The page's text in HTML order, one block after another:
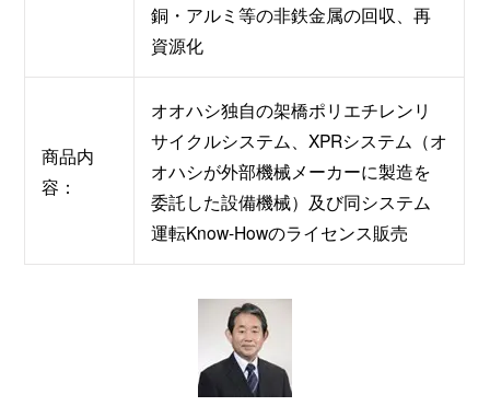
銅・アルミ等の非鉄金属の回収、再
資源化
商品内
容：
オオハシ独自の架橋ポリエチレンリ
サイクルシステム、XPRシステム（オ
オハシが外部機械メーカーに製造を
委託した設備機械）及び同システム
運転Know-Howのライセンス販売